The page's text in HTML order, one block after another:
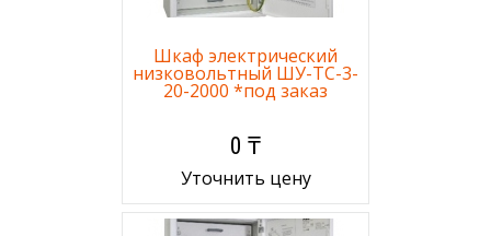
Шкаф электрический
низковольтный ШУ-ТС-3-
20-2000 *под заказ
0 ₸
Уточнить цену